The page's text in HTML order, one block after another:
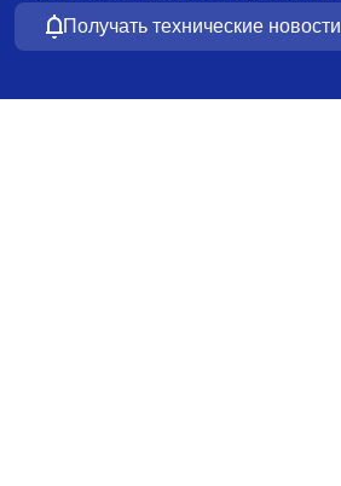
Получать технические новости